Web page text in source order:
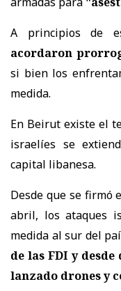
A principios de
acordaron
si bien los
medida.
En Beirut existe el
israelíes se
capital libanesa.
Desde que se firmó
abril, los ataques
medida al sur del
de las FDI y
lanzado drones y